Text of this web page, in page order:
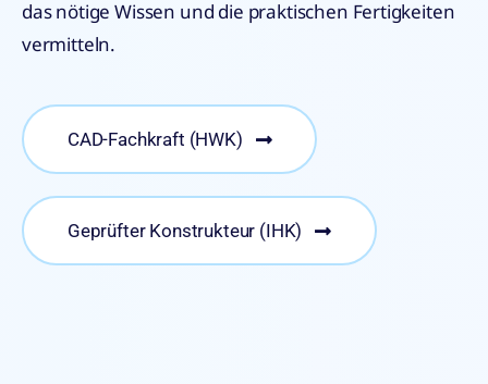
das nötige Wissen und die praktischen Fertigkeiten
vermitteln.
CAD-Fachkraft (HWK)
Geprüfter Konstrukteur (IHK)